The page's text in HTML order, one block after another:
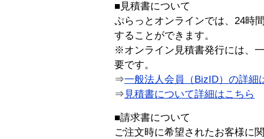
■見積書について
ぷらっとオンラインでは、24時
することができます。
※オンライン見積書発行には、
要です。
⇒一般法人会員（BizID）の詳細
⇒ 見積書について詳細はこちら
■請求書について
ご注文時に希望されたお客様に